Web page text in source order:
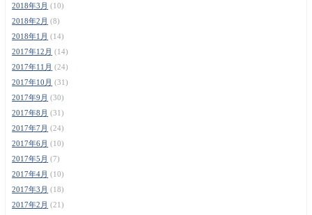
2018年3月 (10)
2018年2月 (8)
2018年1月 (14)
2017年12月 (14)
2017年11月 (24)
2017年10月 (31)
2017年9月 (30)
2017年8月 (31)
2017年7月 (24)
2017年6月 (10)
2017年5月 (7)
2017年4月 (10)
2017年3月 (18)
2017年2月 (21)